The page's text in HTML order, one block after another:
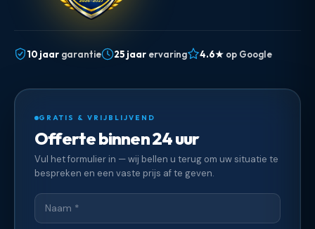
10 jaar garantie 25 jaar ervaring 4.6★ op Google
GRATIS & VRIJBLIJVEND
Offerte binnen 24 uur
Vul het formulier in — wij bellen u terug om uw situatie te
bespreken en een vaste prijs af te geven.